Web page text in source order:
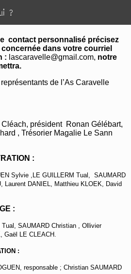
?
contact personnalisé précisez
dans votre courriel
: lascaravelle@gmail.com, notre
de l’As Caravelle
Cléach, président Ronan Gélébart,
, Trésorier Magalie Le Sann
:
Sylvie ,LE GUILLERM Tual, SAUMARD
Laurent DANIEL, Matthieu KLOEK, David
:
Tual, SAUMARD Christian , Ollivier
Gaël LE CLEACH.
:
responsable ; Christian SAUMARD